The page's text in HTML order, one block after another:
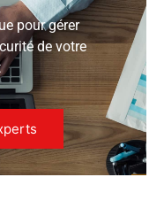
pour gérer
de votre